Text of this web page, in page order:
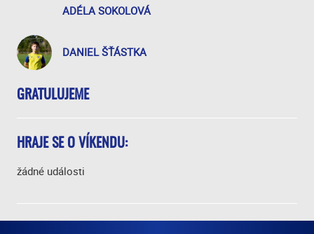
ADÉLA SOKOLOVÁ
DANIEL ŠŤÁSTKA
GRATULUJEME
HRAJE SE O VÍKENDU:
žádné události